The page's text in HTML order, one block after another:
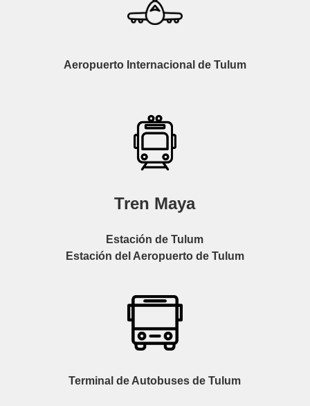
Aeropuerto Internacional de Tulum
Tren Maya
Estación de Tulum
Estación del Aeropuerto de Tulum
Terminal de Autobuses de Tulum